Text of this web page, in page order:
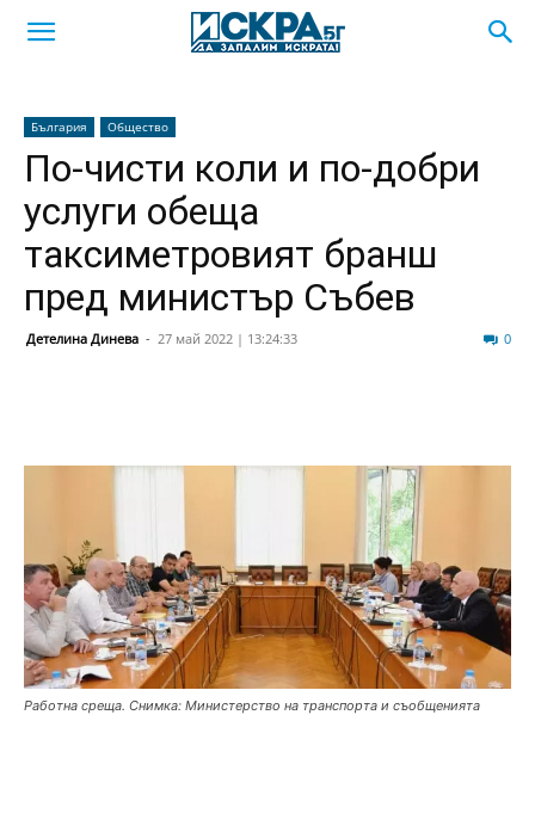
България Общество
По-чисти коли и по-добри
услуги обеща
таксиметровият бранш
пред министър Събев
Детелина Динева - 27 май 2022 | 13:24:33 0
Работна среща. Снимка: Министерство на транспорта и съобщенията